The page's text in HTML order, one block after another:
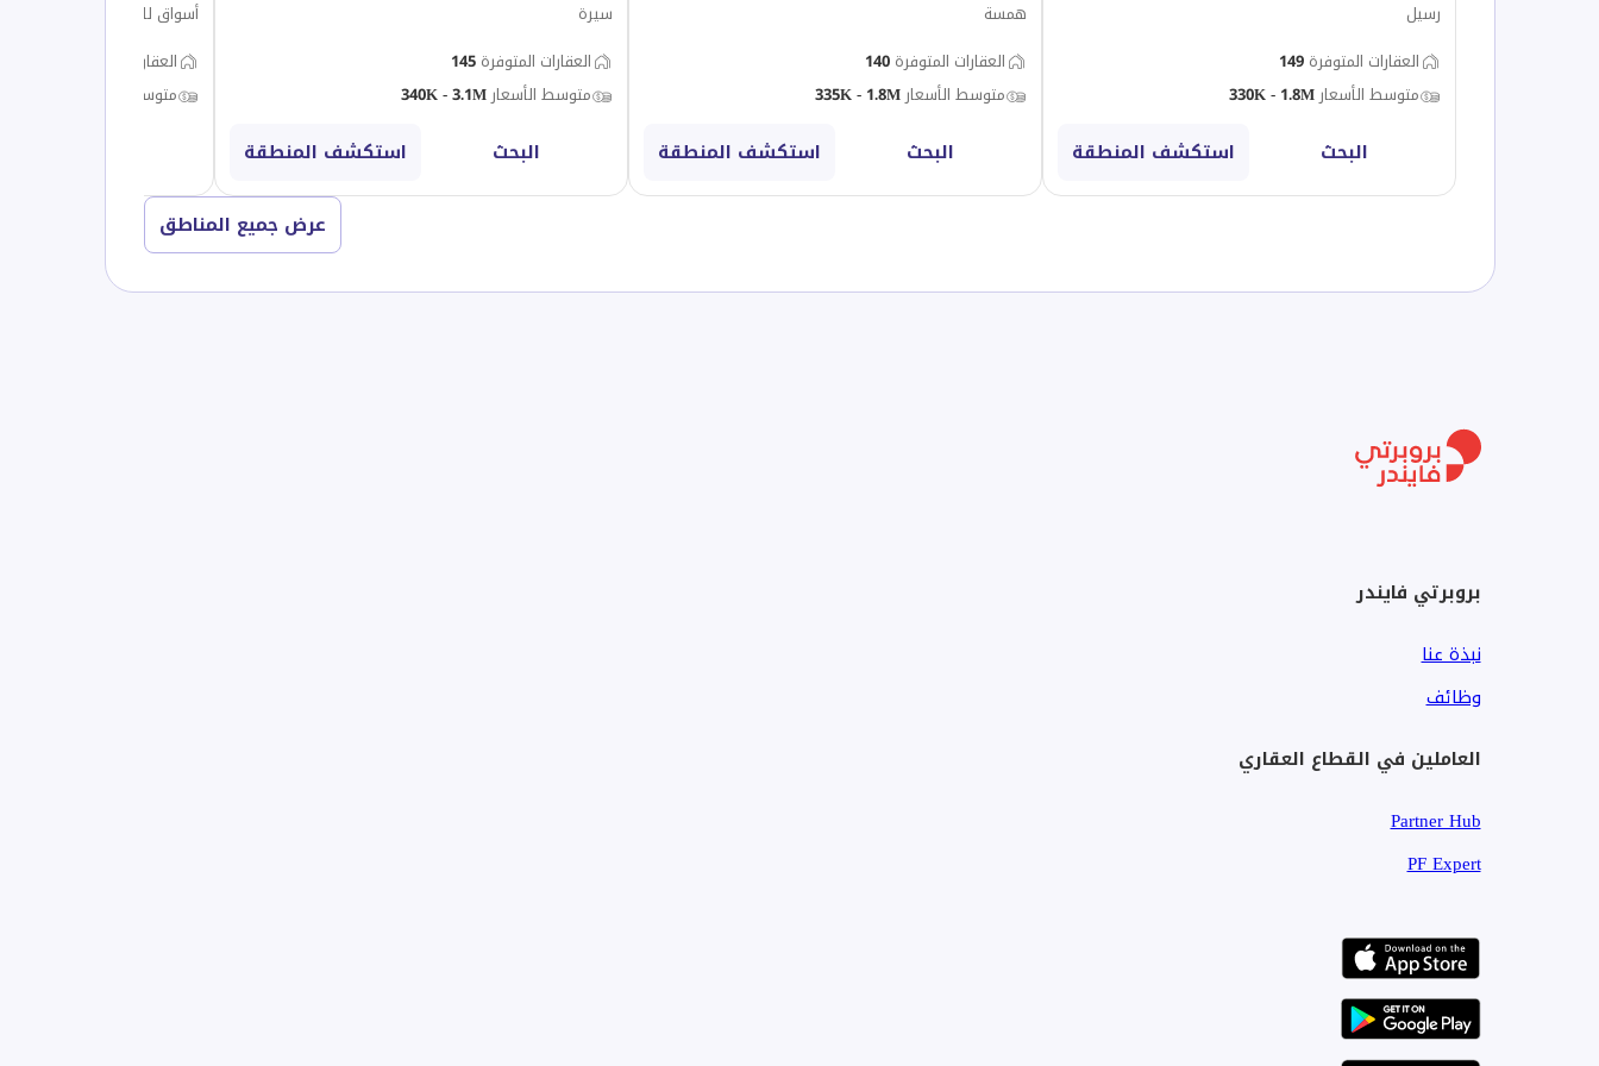
رسيل
العقارات المتوفرة 149
متوسط الأسعار 330K - 1.8M
البحث استكشف المنطقة
همسة
العقارات المتوفرة 140
متوسط الأسعار 335K - 1.8M
البحث استكشف المنطقة
سيرة
العقارات المتوفرة 145
متوسط الأسعار 340K - 3.1M
البحث استكشف المنطقة
أسواق للتجزئة
العقارات المتوفرة
متوسط الأسعار
عرض جميع المناطق
بروبرتي فايندر
نبذة عنا
وظائف
العاملين في القطاع العقاري
Partner Hub
PF Expert